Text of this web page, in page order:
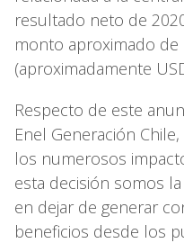
resultado neto de
monto aproximado de
(aproximadamente
Respecto de este
Enel Generación
los numerosos
esta decisión somos
en dejar de generar
beneficios desde los